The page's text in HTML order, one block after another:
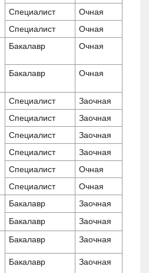
Специалист
Очная
Специалист
Очная
Бакалавр Очная
Бакалавр Очная
Специалист
Заочная
Специалист
Заочная
Специалист
Заочная
Специалист
Заочная
Специалист
Очная
Специалист
Очная
Бакалавр
Заочная
Бакалавр
Заочная
Бакалавр Заочная
Бакалавр Заочная